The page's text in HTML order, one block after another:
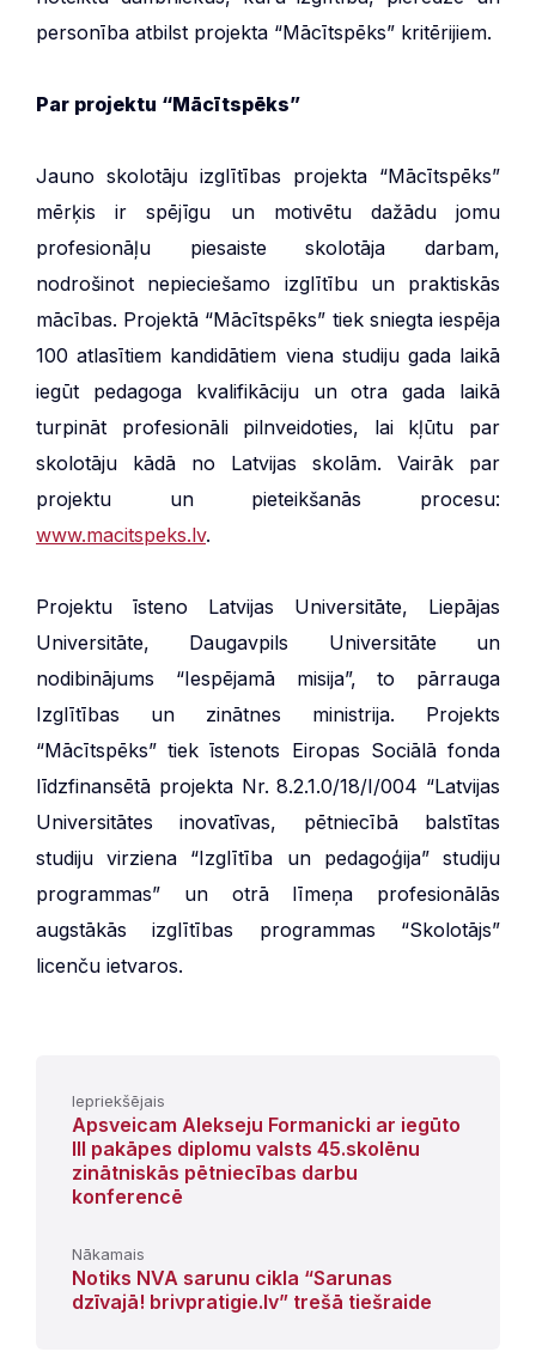
personība atbilst projekta “Mācītspēks” kritērijiem.
Par projektu “Mācītspēks”
Jauno skolotāju izglītības projekta “Mācītspēks”
mērķis ir spējīgu un motivētu dažādu jomu
profesionāļu piesaiste skolotāja darbam,
nodrošinot nepieciešamo izglītību un praktiskās
mācības. Projektā “Mācītspēks” tiek sniegta iespēja
100 atlasītiem kandidātiem viena studiju gada laikā
iegūt pedagoga kvalifikāciju un otra gada laikā
turpināt profesionāli pilnveidoties, lai kļūtu par
skolotāju kādā no Latvijas skolām. Vairāk par
projektu un pieteikšanās procesu:
www.macitspeks.lv.
Projektu īsteno Latvijas Universitāte, Liepājas
Universitāte, Daugavpils Universitāte un
nodibinājums “Iespējamā misija”, to pārrauga
Izglītības un zinātnes ministrija. Projekts
“Mācītspēks” tiek īstenots Eiropas Sociālā fonda
līdzfinansētā projekta Nr. 8.2.1.0/18/I/004 “Latvijas
Universitātes inovatīvas, pētniecībā balstītas
studiju virziena “Izglītība un pedagoģija” studiju
programmas” un otrā līmeņa profesionālās
augstākās izglītības programmas “Skolotājs”
licenču ietvaros.
Iepriekšējais
Apsveicam Alekseju Formanicki ar iegūto
III pakāpes diplomu valsts 45.skolēnu
zinātniskās pētniecības darbu
konferencē
Nākamais
Notiks NVA sarunu cikla “Sarunas
dzīvajā! brivpratigie.lv” trešā tiešraide